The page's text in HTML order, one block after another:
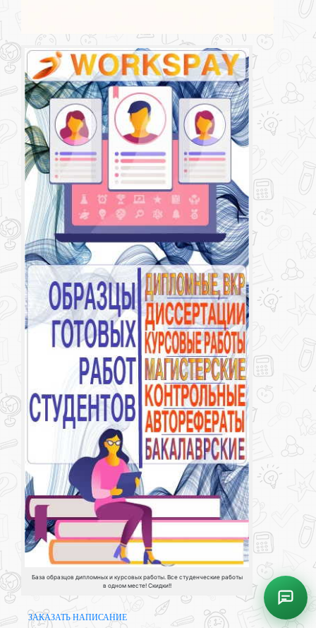
База образцов дипломных и курсовых работы. Все студенческие работы
в одном месте! Скидки!!
ЗАКАЗАТЬ НАПИСАНИЕ